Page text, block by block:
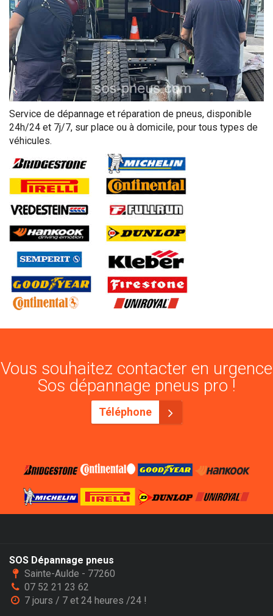
Service de dépannage et réparation de pneus, disponible
24h/24 et 7j/7, sur place ou à domicile, pour tous types de
véhicules.
Vous souhaitez contacter en urgence
Sos dépannage pneus pro !
Téléphone
SOS Dépannage pneus
Sainte-Aulde - 77260
07 52 21 23 62
7 jours / 7 et 24 heures /24 !